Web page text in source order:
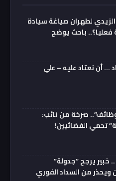
لطهران صياغة سيادة
فعليا؟.. باحث يوضح
… أن نعتاد عليه – علي
وظائف”.. صرخة من نائب:
تحمي الفضائيين!
.. خبير يرجح “جدولة”
ويحذر من السداد الفوري